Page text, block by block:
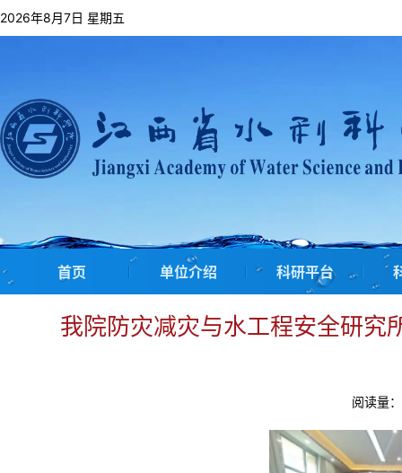
2026年8月7日 星期五
首页 单位介绍 科研平台
我院防灾减灾与水工程安全研究
阅读量：